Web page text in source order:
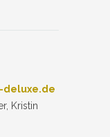
deluxe.de
Kristin